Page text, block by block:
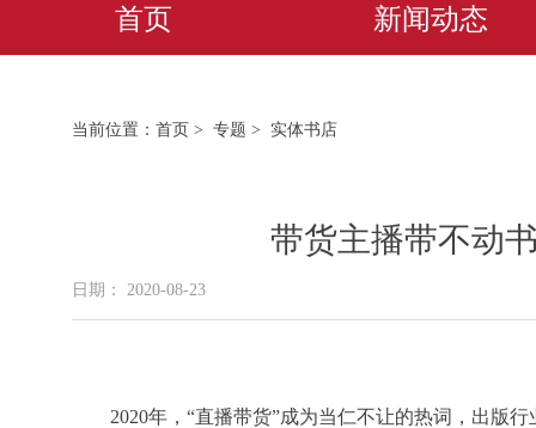
首页 新闻动态
当前位置： 首页 > 专题 > 实体书店
带货主播带不动
日期： 2020-08-23
2020年，“直播带货”成为当仁不让的热词，出版行